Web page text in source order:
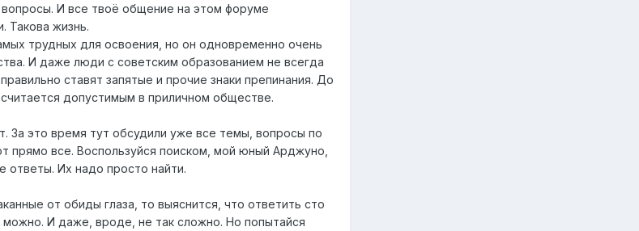
И все твоё общение на этом форуме
Такова жизнь.
трудных для освоения, но он одновременно очень
И даже люди с советским образованием не всегда
ставят запятые и прочие знаки препинания. До
допустимым в приличном обществе.
За это время тут обсудили уже все темы, вопросы по
прямо все. Воспользуйся поиском, мой юный Арджуно,
ответы. Их надо просто найти.
от обиды глаза, то выяснится, что ответить сто
И даже, вроде, не так сложно. Но попытайся